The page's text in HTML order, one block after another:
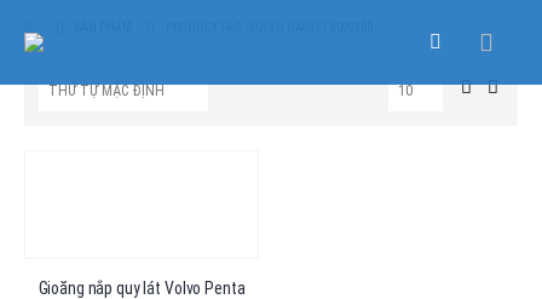
Gioăng nắp quy lát Volvo Penta